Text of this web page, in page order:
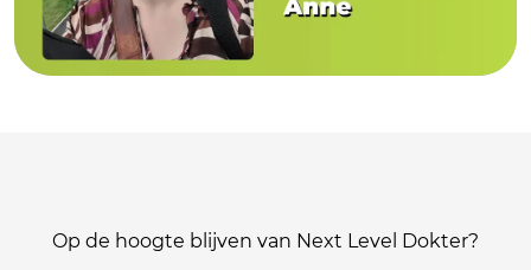
Op de hoogte blijven van Next Level Dokter?